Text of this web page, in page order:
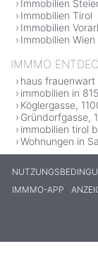
Immobilien
Immobilien Tirol
Immobilien
Immobilien Wien
IMMMO
haus frauenwart
immobilien in
Köglergasse,
Gründorfgasse,
immobilien tirol
Wohnungen in
IMMMO-APP